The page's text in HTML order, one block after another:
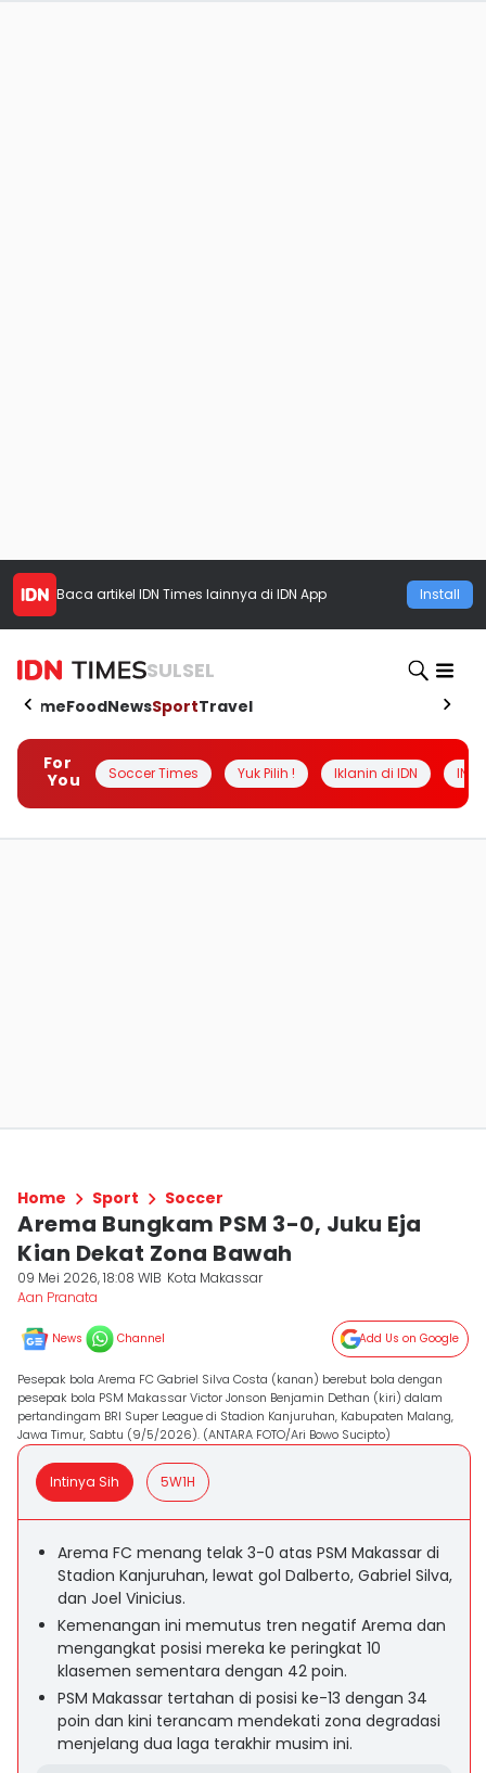
Baca artikel IDN Times lainnya di IDN App Install
SULSEL
HomeFoodNewsSportTravel
For
You
Soccer Times Yuk Pilih ! Iklanin di IDN
Home Sport Soccer
Arema Bungkam PSM 3-0, Juku Eja
Kian Dekat Zona Bawah
09 Mei 2026, 18:08 WIB Kota Makassar
Aan Pranata
News Channel Add Us on Google
Pesepak bola Arema FC Gabriel Silva Costa (kanan) berebut bola dengan
pesepak bola PSM Makassar Victor Jonson Benjamin Dethan (kiri) dalam
pertandingam BRI Super League di Stadion Kanjuruhan, Kabupaten Malang,
Jawa Timur, Sabtu (9/5/2026). (ANTARA FOTO/Ari Bowo Sucipto)
Intinya Sih 5W1H
Arema FC menang telak 3-0 atas PSM Makassar di
Stadion Kanjuruhan, lewat gol Dalberto, Gabriel Silva,
dan Joel Vinicius.
Kemenangan ini memutus tren negatif Arema dan
mengangkat posisi mereka ke peringkat 10
klasemen sementara dengan 42 poin.
PSM Makassar tertahan di posisi ke-13 dengan 34
poin dan kini terancam mendekati zona degradasi
menjelang dua laga terakhir musim ini.